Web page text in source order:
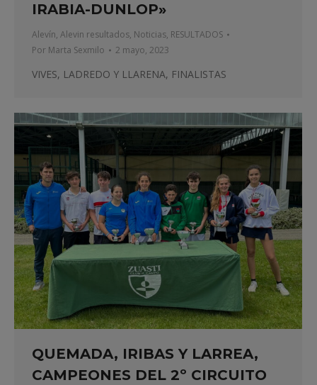
IRABIA-DUNLOP»
Alevín, Alevin resultados, Noticias, RESULTADOS
Por Marta Sexmilo 2 mayo, 2023
VIVES, LADREDO Y LLARENA, FINALISTAS
QUEMADA, IRIBAS Y LARREA,
CAMPEONES DEL 2º CIRCUITO